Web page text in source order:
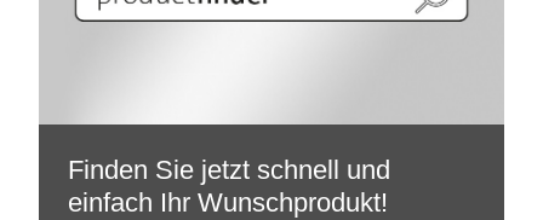
Finden Sie jetzt schnell und
einfach Ihr Wunschprodukt!